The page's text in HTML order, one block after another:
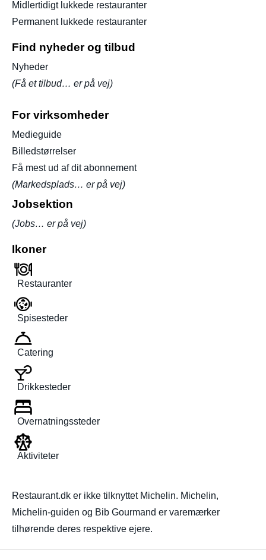
Midlertidigt lukkede restauranter
Permanent lukkede restauranter
Find nyheder og tilbud
Nyheder
(Få et tilbud… er på vej)
For virksomheder
Medieguide
Billedstørrelser
Få mest ud af dit abonnement
(Markedsplads… er på vej)
Jobsektion
(Jobs… er på vej)
Ikoner
Restauranter
Spisesteder
Catering
Drikkesteder
Overnatningssteder
Aktiviteter
Restaurant.dk er ikke tilknyttet Michelin. Michelin,
Michelin-guiden og Bib Gourmand er varemærker
tilhørende deres respektive ejere.